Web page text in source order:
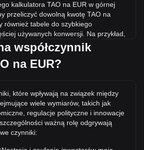
kalkulatora TAO na EUR w górnej
przeliczyć dowolną kwotę TAO na
również tabele do szybkiego
używanych konwersji. Na przykład,
0.02898 TAO, natomiast 5 TAO
862.64EUR.
cena TAO/EUR w historii?
1 TAO/EUR przekroczy obecny rekord
w EUR?
kurs wymiany Bittensor (TAO)
ostatniego miesiąca kurs
współczynnik
na EUR?
które wpływają na związek między
wiele wymiarów, takich jak
regulacje polityczne i innowacje
ważną rolę odgrywają
czynniki: